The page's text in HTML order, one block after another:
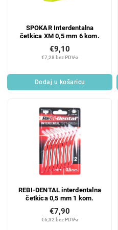
SPOKAR Interdentalna
četkica XM 0,5 mm 6 kom.
€7,28 bez PDV-a
€9,10
Dodaj u košaricu
REBI-DENTAL interdentalna
četkica 0,5 mm 1 kom.
€6,32 bez PDV-a
€7,90